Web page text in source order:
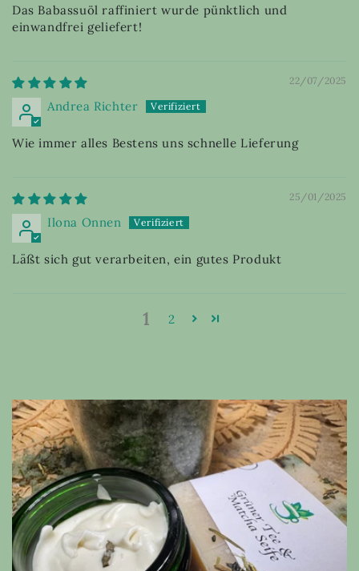
Das Babassuöl raffiniert wurde pünktlich und
einwandfrei geliefert!
22/07/2025
Andrea Richter
Wie immer alles Bestens uns schnelle Lieferung
25/01/2025
Ilona Onnen
Läßt sich gut verarbeiten, ein gutes Produkt
1 2